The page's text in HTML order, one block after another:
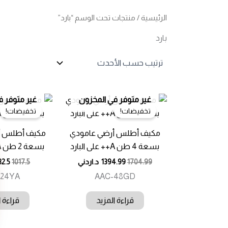
الرئيسية/ منتجات تحت الوسم “بارد”
بارد
غير متوفر في المخزون
تخفيضات!
مكيف أطلس أرضي عامودي
بسعة 4 طن A++ على البارد
1704.99
1394.99 د.اردني
AAC-48GD
قراءة المزيد
غير متوفر
تخفيضات!
مكيف أطلس
بسعة 2 طن A++ على البارد
1017.5
قراءة